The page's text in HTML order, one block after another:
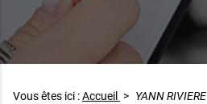
Vous êtes ici :Accueil > YANN RIVIERE